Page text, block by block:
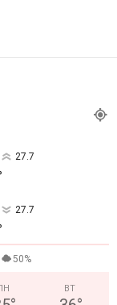
27.7
27.7
50%
ВТ